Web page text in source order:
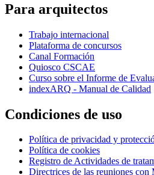
Para arquitectos
Trabajo internacional
Plataforma de concursos
Canal Formación
Quiosco CSCAE
Curso sobre el Informe de
indexARQ - Manual de Calidad
Condiciones de uso
Política de privacidad y
Política de cookies
Registro de Actividades de
Directrices de las reuniones con